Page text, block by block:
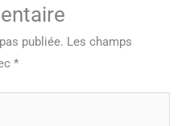
publiée. Les champs
*